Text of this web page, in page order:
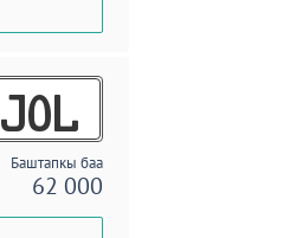
JOL
Баштапкы баа
62 000